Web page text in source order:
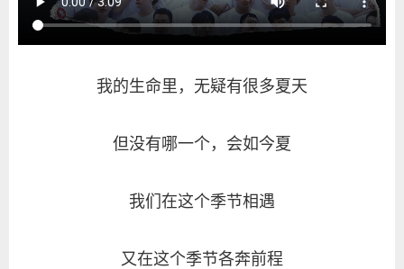
我的生命里，无疑有很多夏天
但没有哪一个，会如今夏
我们在这个季节相遇
又在这个季节各奔前程